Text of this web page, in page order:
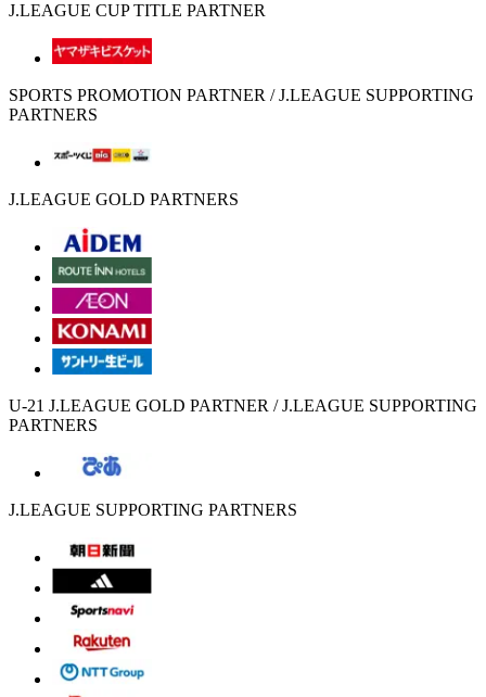
J.LEAGUE CUP TITLE PARTNER
SPORTS PROMOTION PARTNER / J.LEAGUE SUPPORTING
PARTNERS
J.LEAGUE GOLD PARTNERS
U-21 J.LEAGUE GOLD PARTNER / J.LEAGUE SUPPORTING
PARTNERS
J.LEAGUE SUPPORTING PARTNERS